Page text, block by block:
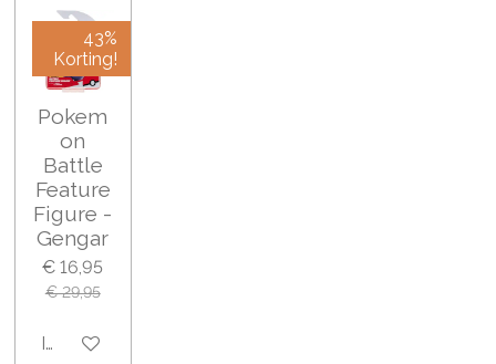
43%
Korting!
Pokem
on
Battle
Feature
Figure -
Gengar
€ 16,95
€ 29,95
In winkelwagen